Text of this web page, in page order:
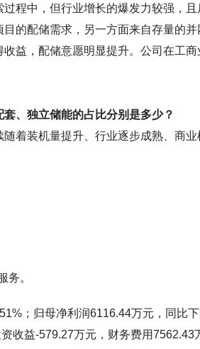
程中，但行业增长的爆发力较强，且
的配储需求，另一方面来自存量的并
益，配储意愿明显提升。公司在工商
、独立储能的占比分别是多少？
着装机量提升、行业逐步成熟、商业
务。
；归母净利润6116.44万元，同比
收益-579.27万元，财务费用7562.43